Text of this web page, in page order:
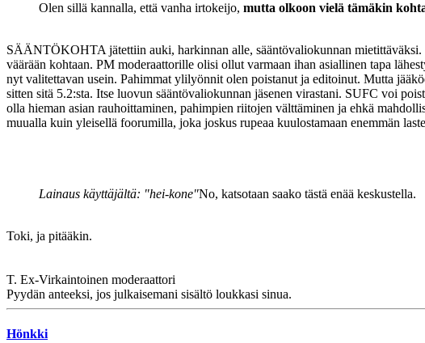
Olen sillä kannalla, että vanha irtokeijo, mutta olkoon vielä tämäkin
SÄÄNTÖKOHTA jätettiin auki, harkinnan alle, sääntövaliokunnan
väärään kohtaan. PM moderaattorille olisi ollut varmaan ihan asiallinen tapa
nyt valitettavan usein. Pahimmat ylilyönnit olen poistanut ja editoinut. Mutta
sitten sitä 5.2:sta. Itse luovun sääntövaliokunnan jäsenen virastani. SUFC voi
olla hieman asian rauhoittaminen, pahimpien riitojen välttäminen ja ehkä
muualla kuin yleisellä foorumilla, joka joskus rupeaa kuulostamaan enemmän
Lainaus käyttäjältä: "hei-kone"No, katsotaan saako tästä enää keskustella.
Toki, ja pitääkin.
T. Ex-Virkaintoinen moderaattori
Pyydän anteeksi, jos julkaisemani sisältö loukkasi sinua.
Hönkki